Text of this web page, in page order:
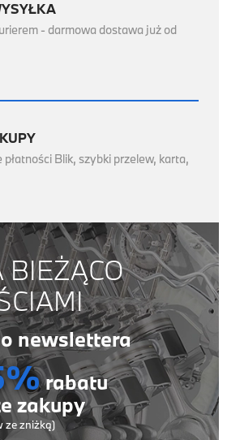
- darmowa dostawa już od
Blik, szybki przelew, karta,
BIEŻĄCO
newslettera
rabatu
zakupy
ze zniżką)